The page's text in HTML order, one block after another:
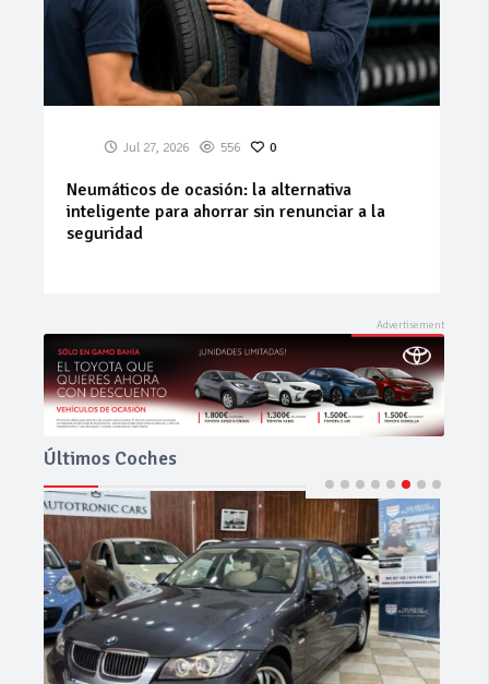
Jul 23, 2026 195 0
La 42ª Subida a Vejer comienza a perfilarse
Últimos Coches